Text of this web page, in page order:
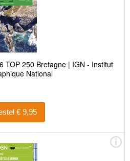
TOP 250 Bretagne | IGN - Institut
National
Bestel € 9,95